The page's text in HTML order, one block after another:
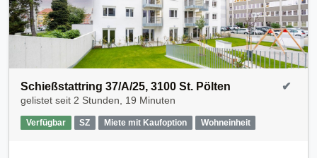
Schießstattring 37/A/25, 3100 St. Pölten
gelistet seit 2 Stunden, 19 Minuten
Verfügbar SZ Miete mit Kaufoption Wohneinheit
✔